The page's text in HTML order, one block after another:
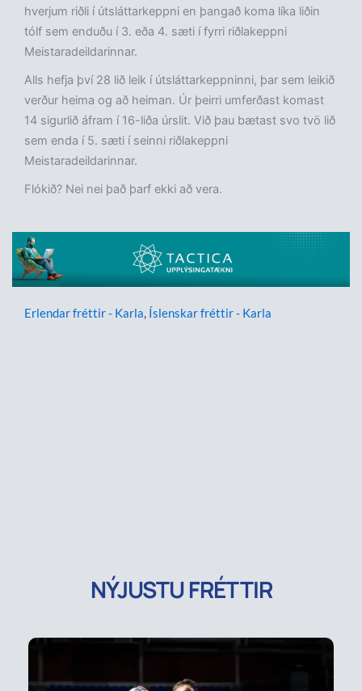
hverjum riðli í útsláttarkeppni en þangað koma líka liðin
tólf sem enduðu í 3. eða 4. sæti í fyrri riðlakeppni
Meistaradeildarinnar.
Alls hefja því 28 lið leik í útsláttarkeppninni, þar sem leikið
verður heima og að heiman. Úr þeirri umferðast komast
14 sigurlið áfram í 16-liða úrslit. Við þau bætast svo tvö lið
sem enda í 5. sæti í seinni riðlakeppni
Meistaradeildarinnar.
Flókið? Nei nei það þarf ekki að vera.
Erlendar fréttir - Karla, Íslenskar fréttir - Karla
NÝJUSTU FRÉTTIR